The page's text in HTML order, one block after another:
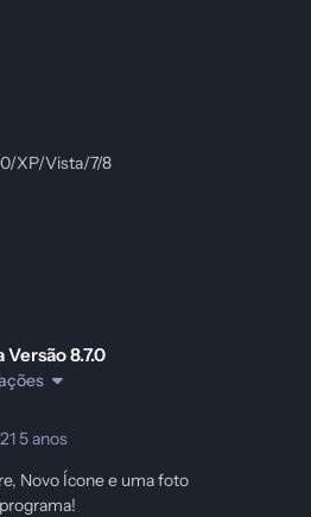
XP/Vista/7/8
Versão8.7.0
5 anos
Novo Ícone e uma foto